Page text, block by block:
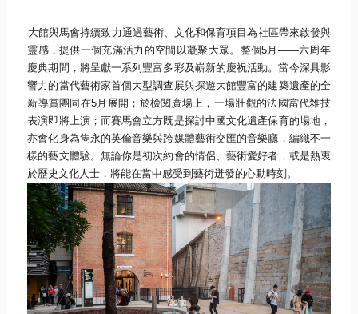
大館與馬會持續致力通過藝術、 文化和保育項目為社區帶來啟發與
靈感，提供一個充滿活力的空間以凝聚大眾。整個5月 ——六周年
慶典期間 ，將呈獻一系列豐富多彩及嶄新的慶祝活動。當今深具影
響力的當代藝術家首個大型調查 展與探遊大館豐富的建築遺產的全
新導賞團同在5月展開；於檢閱廣場上， 一場壯觀的法國當代雜技
表演即將上演； 而賽馬會立方既是探討中國文化遺產保育的場地，
亦會化身為雋永的英倫音樂與跨媒體藝術交匯的音樂廳， 編織不一
樣的藝文體驗。無論你是初次約會的情侶、藝術愛好者， 或是熱衷
於歷史文化人士，將能在當中感受到藝術迸發的心動時刻。